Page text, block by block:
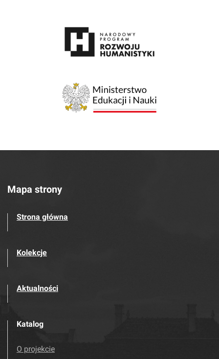
Mapa strony
Strona główna
Kolekcje
Aktualności
Katalog
O projekcie